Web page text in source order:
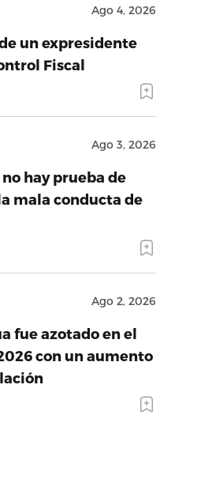
Ago 4, 2026
un expresidente
Fiscal
Ago 3, 2026
hay prueba de
mala conducta de
Ago 2, 2026
fue azotado en el
con un aumento